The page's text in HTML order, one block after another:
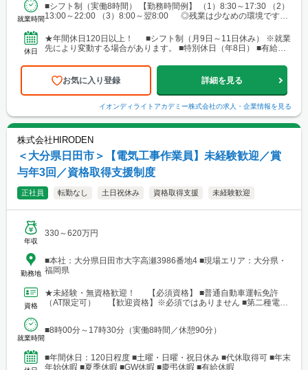
橋・岡崎・長久手・日進・稲沢・清須・小牧 └岐阜・各務原 └
津・四日市・桑名・志摩 └静岡・浜松・沼津・御殿場 ■関西 └
和泉・泉南 └神戸市・西宮・尼崎・姫路・加古川 └京都市・長岡
京・舞鶴・木津・木津川・城陽・京田辺・福知山・綾部・八幡 └
└奈良市・橿原・大和郡山 ■中四国 └広島市（安佐南区・南
区）・福山 └岡山・倉敷・津山
就業時間
■シフト制（実働8時間） 【勤務時間例】 （1）8:30～17:30 （2）
13:00～22:00 （3）8:00～翌8:00 ◎残業は少なめの環境です。
休日
★年間休日120日以上！ ■シフト制（月9日～11日休み） ※就業
先により変動する場合があります。 ■特別休日（年8日） ■有給休
お気に入り登録 詳細を見る
イオンディライトアカデミー株式会社の求人・企業情報を見る
株式会社HIRODEN
＜大分県日田市＞【電気工事作業員】未経験歓迎／賞
与年3回／資格取得支援制度
正社員 転勤なし 土日祝休み 資格取得支援 未経験歓迎
年収
330～620万円
勤務地
■本社：大分県日田市大字高瀬3986番地4 ■現場エリア：大分県・
福岡県
資格
★未経験・無資格歓迎！ 【必須資格】 ■普通自動車運転免許
（AT限定可） 【歓迎資格】※必須ではありません ■第二種電気
就業時間
■8時00分～17時30分（実働8時間／休憩90分）
■年間休日：120日程度 ■土曜・日曜・祝日休み ■代休取得可 ■年末
年始休暇 ■夏季休暇 ■GW休暇 ■慶弔休暇 ■有給休暇